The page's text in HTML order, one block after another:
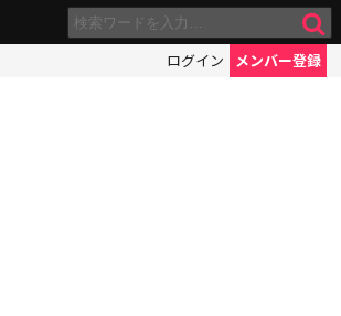
ログイン メンバー登録